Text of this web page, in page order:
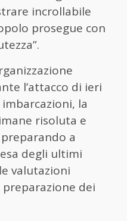
incrollabile
prosegue con
l’attacco di ieri
la
risoluta e
a
degli ultimi
valutazioni
dei